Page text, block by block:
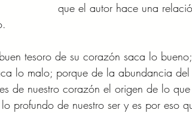
que el autor hace una
tesoro de su corazón saca lo
lo malo; porque de la abundancia
de nuestro corazón el origen de lo
profundo de nuestro ser y es por eso